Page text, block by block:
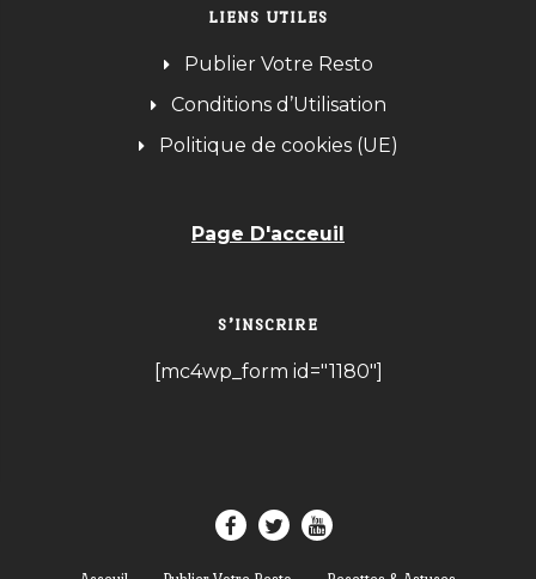
LIENS UTILES
Publier Votre Resto
Conditions d’Utilisation
Politique de cookies (UE)
Page D'acceuil
S’INSCRIRE
[mc4wp_form id="1180"]